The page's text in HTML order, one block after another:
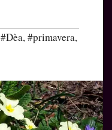
#Dèa,#primavera,